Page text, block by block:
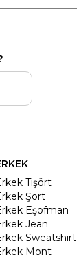
Tişört
Şort
Eşofman
Jean
Sweatshirt
Mont